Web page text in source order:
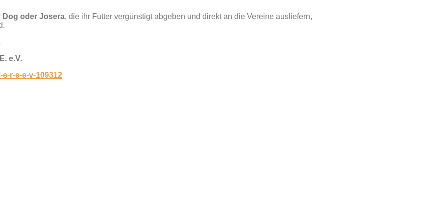
Dog oder Josera, die ihr Futter vergünstigt abgeben und direkt an die Vereine ausliefern,
e.V.
r-e-e-v-109312